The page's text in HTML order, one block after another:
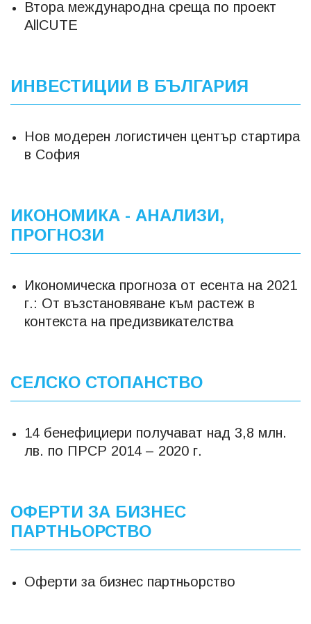
Втора международна среща по проект
AllCUTE
ИНВЕСТИЦИИ В БЪЛГАРИЯ
Нов модерен логистичен център стартира
в София
ИКОНОМИКА - АНАЛИЗИ,
ПРОГНОЗИ
Икономическа прогноза от есента на 2021
г.: От възстановяване към растеж в
контекста на предизвикателства
СЕЛСКО СТОПАНСТВО
14 бенефициери получават над 3,8 млн.
лв. по ПРСР 2014 – 2020 г.
ОФЕРТИ ЗА БИЗНЕС
ПАРТНЬОРСТВО
Оферти за бизнес партньорство